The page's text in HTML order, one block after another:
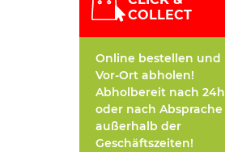
COLLECT
Online bestellen und
Vor-Ort abholen!
Abholbereit nach 24h
oder nach Absprache
außerhalb der
Geschäftszeiten!